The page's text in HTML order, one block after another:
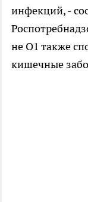
инфекций, -
не О1 также
кишечные